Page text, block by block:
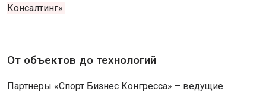
Консалтинг».
От объектов до технологий
Партнеры «Спорт Бизнес Конгресса» – ведущие